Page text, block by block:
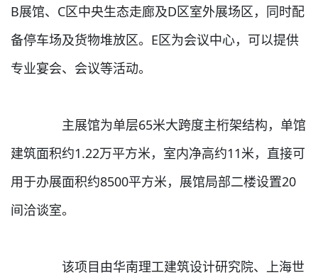
B展馆、C区中央生态走廊及D区室外展场区，同时配
备停车场及货物堆放区。E区为会议中心，可以提供
专业宴会、会议等活动。
主展馆为单层65米大跨度主桁架结构，单馆
建筑面积约1.22万平方米，室内净高约11米，直接可
用于办展面积约8500平方米，展馆局部二楼设置20
间洽谈室。
该项目由华南理工建筑设计研究院、上海世